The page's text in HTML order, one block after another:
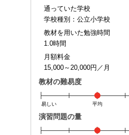
通っていた学校
学校種別：公立小学校
教材を用いた勉強時間
1.0時間
月額料金
15,000～20,000円／月
教材の難易度
易しい 平均
演習問題の量